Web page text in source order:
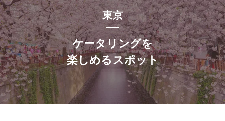
東京
ケータリングを
楽しめるスポット